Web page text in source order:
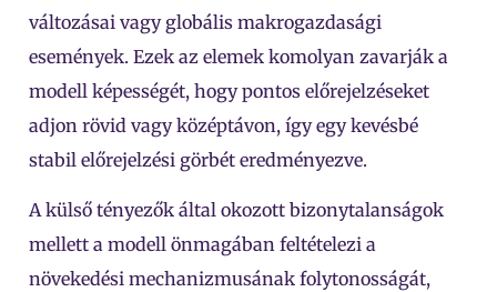
változásai vagy globális makrogazdasági
események. Ezek az elemek komolyan zavarják a
modell képességét, hogy pontos előrejelzéseket
adjon rövid vagy középtávon, így egy kevésbé
stabil előrejelzési görbét eredményezve.
A külső tényezők által okozott bizonytalanságok
mellett a modell önmagában feltételezi a
növekedési mechanizmusának folytonosságát,